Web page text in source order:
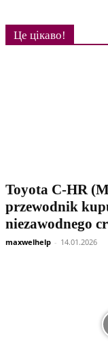
Це цікаво!
Toyota C-HR
przewodnik
niezawodnego
maxwelhelp - 14.01.2026